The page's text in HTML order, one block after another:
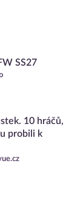
SS27
10 hráčů,
probili k